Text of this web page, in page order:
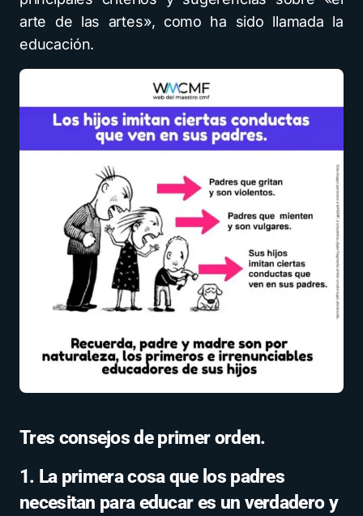
arte de las artes», como ha sido llamada la
educación.
Tres consejos de primer orden.
1. La primera cosa que los padres
necesitan para educar es un verdadero y